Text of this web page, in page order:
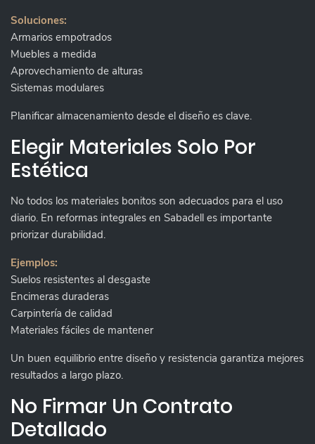
Soluciones:
Armarios empotrados
Muebles a medida
Aprovechamiento de alturas
Sistemas modulares
Planificar almacenamiento desde el diseño es clave.
Elegir Materiales Solo Por
Estética
No todos los materiales bonitos son adecuados para el uso
diario. En reformas integrales en Sabadell es importante
priorizar durabilidad.
Ejemplos:
Suelos resistentes al desgaste
Encimeras duraderas
Carpintería de calidad
Materiales fáciles de mantener
Un buen equilibrio entre diseño y resistencia garantiza mejores
resultados a largo plazo.
No Firmar Un Contrato
Detallado